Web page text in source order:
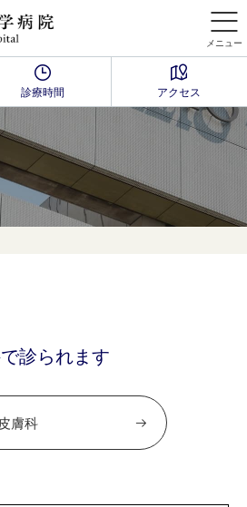
メニュー
診療時間 アクセス
診られます
皮膚科